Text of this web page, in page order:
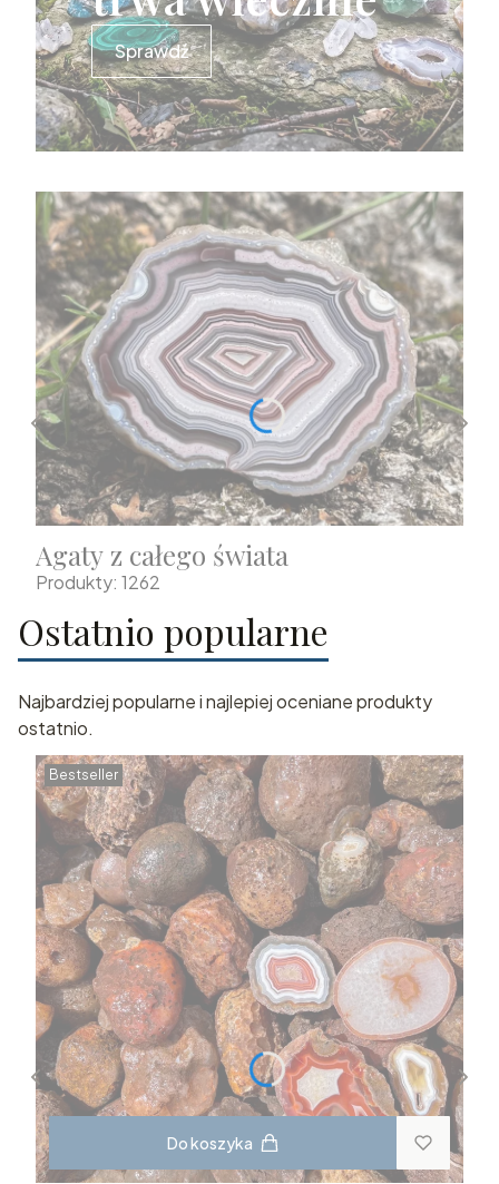
Sprawdź
Agaty z całego świata
Produkty: 1262
Ostatnio popularne
Najbardziej popularne i najlepiej oceniane produkty
ostatnio.
Bestseller
Do koszyka